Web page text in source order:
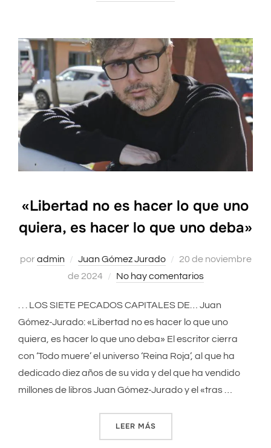
«Libertad no es hacer lo que uno
quiera, es hacer lo que uno deba»
poradmin Juan Gómez Jurado
Publicado
el
20 de noviembre
de 2024
No hay comentarios
. . . LOS SIETE PECADOS CAPITALES DE… Juan
Gómez-Jurado: «Libertad no es hacer lo que uno
quiera, es hacer lo que uno deba» El escritor cierra
con ‘Todo muere’ el universo ‘Reina Roja’, al que ha
dedicado diez años de su vida y del que ha vendido
millones de libros Juan Gómez-Jurado y el «tras …
LEER MÁS